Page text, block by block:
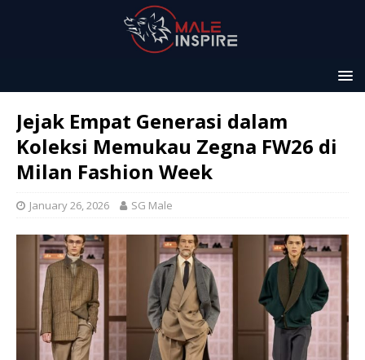
Jejak Empat Generasi dalam
Koleksi Memukau Zegna FW26 di
Milan Fashion Week
January 26, 2026 SG Male